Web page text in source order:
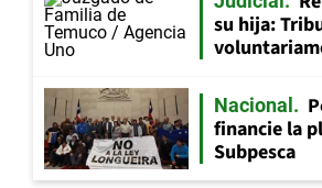
su hija:
Nacional
financie la
Subpesca